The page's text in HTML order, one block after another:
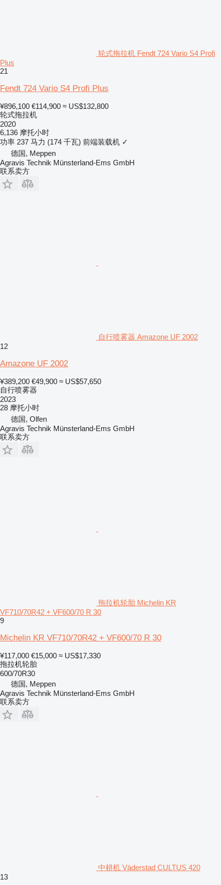
轮式拖拉机 Fendt 724 Vario S4 Profi
Plus
21
Fendt 724 Vario S4 Profi Plus
¥896,100 €114,900 ≈ US$132,800
轮式拖拉机
2020
6,136 摩托小时
功率 237 马力 (174 千瓦) 前端装载机 ✓
德国, Meppen
Agravis Technik Münsterland-Ems GmbH
联系卖方
自行喷雾器 Amazone UF 2002
12
Amazone UF 2002
¥389,200 €49,900 ≈ US$57,650
自行喷雾器
2023
28 摩托小时
德国, Olfen
Agravis Technik Münsterland-Ems GmbH
联系卖方
拖拉机轮胎 Michelin KR
VF710/70R42 + VF600/70 R 30
9
Michelin KR VF710/70R42 + VF600/70 R 30
¥117,000 €15,000 ≈ US$17,330
拖拉机轮胎
600/70R30
德国, Meppen
Agravis Technik Münsterland-Ems GmbH
联系卖方
中耕机 Väderstad CULTUS 420
13